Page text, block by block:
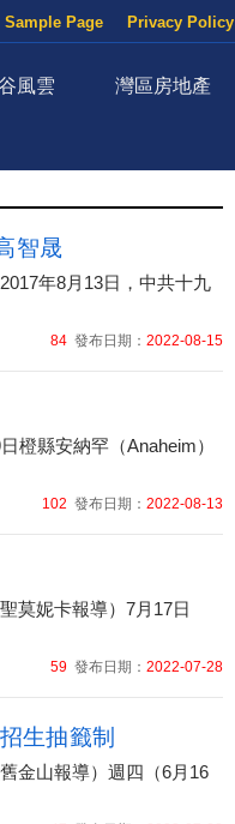
Privacy Policy
Sample Page
風雲 灣區房地產
智晟
年8月13日，中共十九
84 發布日期： 2022-08-15
橙縣安納罕（Anaheim）
102 發布日期： 2022-08-13
莫妮卡報導）7月17日
59 發布日期： 2022-07-28
生抽籤制
金山報導）週四（6月16